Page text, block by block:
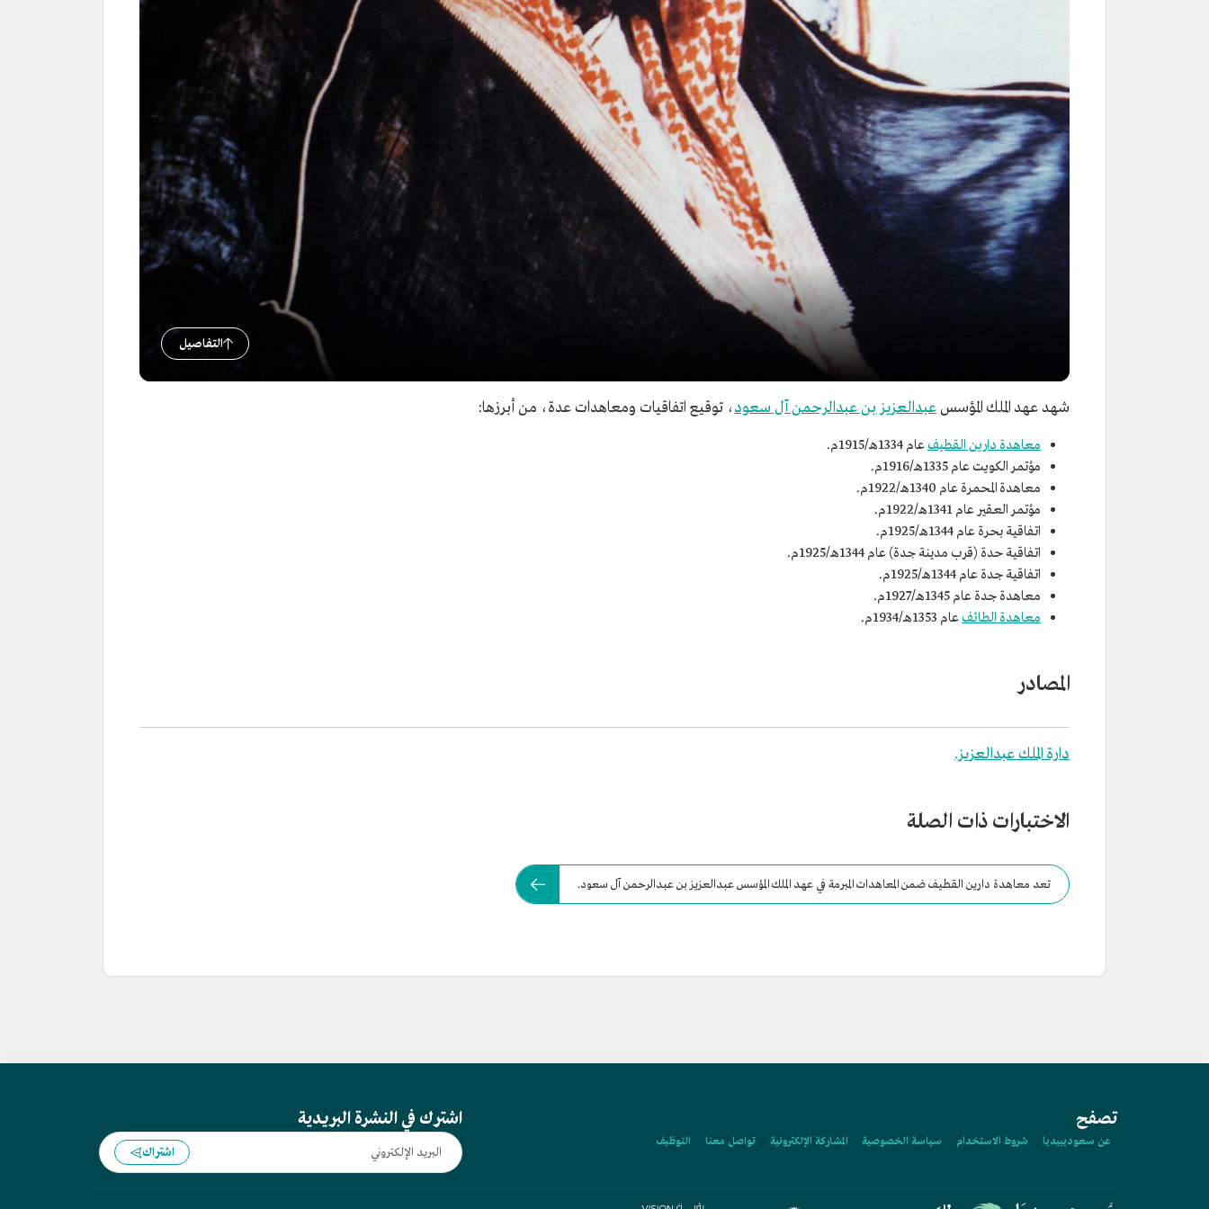
التفاصيل
شهد عهد الملك المؤسسعبدالعزيز بن عبدالرحمن آل سعود، توقيع اتفاقيات ومعاهدات عدة، من أبرزها:
معاهدة دارين القطيفعام 1334هـ/1915م.
مؤتمر الكويت عام 1335هـ/1916م.
معاهدة المحمرة عام 1340هـ/1922م.
مؤتمر العقير عام 1341هـ/1922م.
اتفاقية بحرة عام 1344هـ/1925م.
اتفاقية حدة (قرب مدينة جدة) عام 1344هـ/1925م.
اتفاقية جدة عام 1344هـ/1925م.
معاهدة جدة عام 1345هـ/1927م.
معاهدة الطائفعام 1353هـ/1934م.
المصادر
دارة الملك عبدالعزيز.
الاختبارات ذات الصلة
تعد معاهدة دارين القطيف ضمن المعاهدات المبرمة في عهد الملك المؤسس عبدالعزيز بن عبدالرحمن آل سعود.
تصفح
عن سعوديبيديا شروط الاستخدام سياسة الخصوصية المشاركة الإلكترونية تواصل معنا التوظيف
اشترك في النشرة البريدية
اشتراك